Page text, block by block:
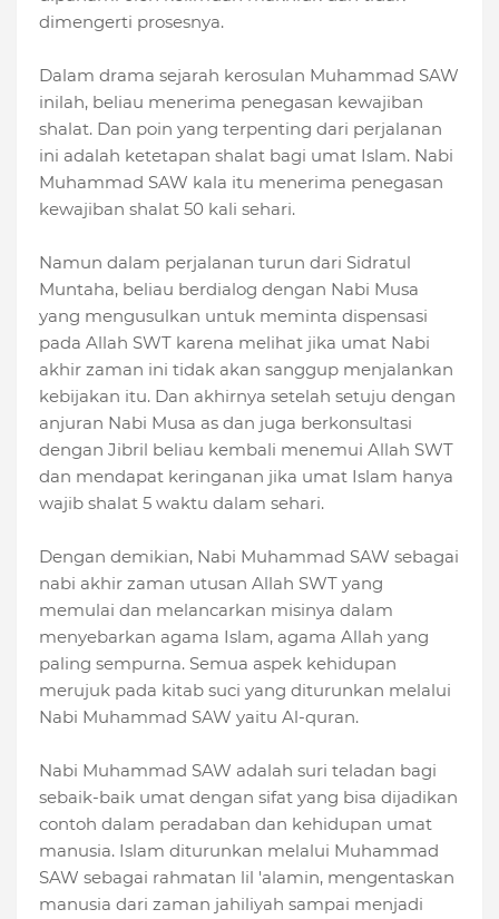
dimengerti prosesnya.
Dalam drama sejarah kerosulan Muhammad SAW
inilah, beliau menerima penegasan kewajiban
shalat. Dan poin yang terpenting dari perjalanan
ini adalah ketetapan shalat bagi umat Islam. Nabi
Muhammad SAW kala itu menerima penegasan
kewajiban shalat 50 kali sehari.
Namun dalam perjalanan turun dari Sidratul
Muntaha, beliau berdialog dengan Nabi Musa
yang mengusulkan untuk meminta dispensasi
pada Allah SWT karena melihat jika umat Nabi
akhir zaman ini tidak akan sanggup menjalankan
kebijakan itu. Dan akhirnya setelah setuju dengan
anjuran Nabi Musa as dan juga berkonsultasi
dengan Jibril beliau kembali menemui Allah SWT
dan mendapat keringanan jika umat Islam hanya
wajib shalat 5 waktu dalam sehari.
Dengan demikian, Nabi Muhammad SAW sebagai
nabi akhir zaman utusan Allah SWT yang
memulai dan melancarkan misinya dalam
menyebarkan agama Islam, agama Allah yang
paling sempurna. Semua aspek kehidupan
merujuk pada kitab suci yang diturunkan melalui
Nabi Muhammad SAW yaitu Al-quran.
Nabi Muhammad SAW adalah suri teladan bagi
sebaik-baik umat dengan sifat yang bisa dijadikan
contoh dalam peradaban dan kehidupan umat
manusia. Islam diturunkan melalui Muhammad
SAW sebagai rahmatan lil 'alamin, mengentaskan
manusia dari zaman jahiliyah sampai menjadi